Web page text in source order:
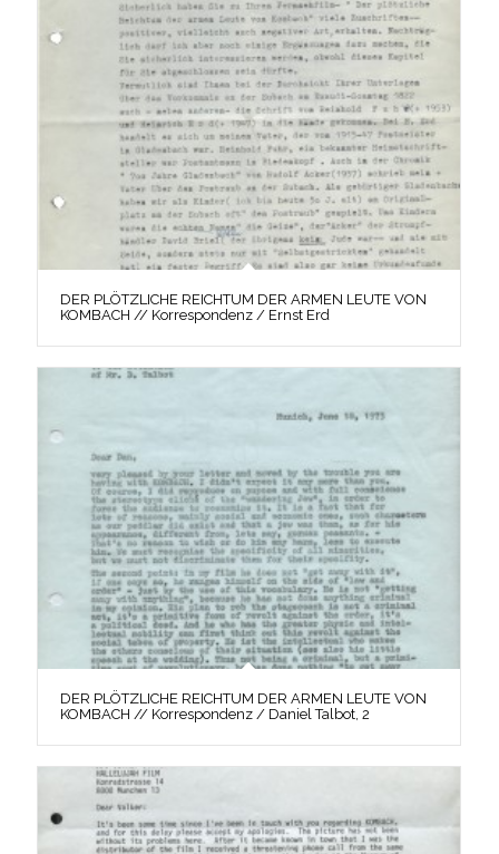
DER PLÖTZLICHE REICHTUM DER ARMEN LEUTE VON
KOMBACH // Korrespondenz / Ernst Erd
DER PLÖTZLICHE REICHTUM DER ARMEN LEUTE VON
KOMBACH // Korrespondenz / Daniel Talbot, 2